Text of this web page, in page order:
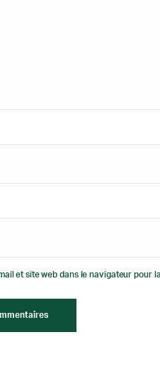
et site web dans le navigateur pour